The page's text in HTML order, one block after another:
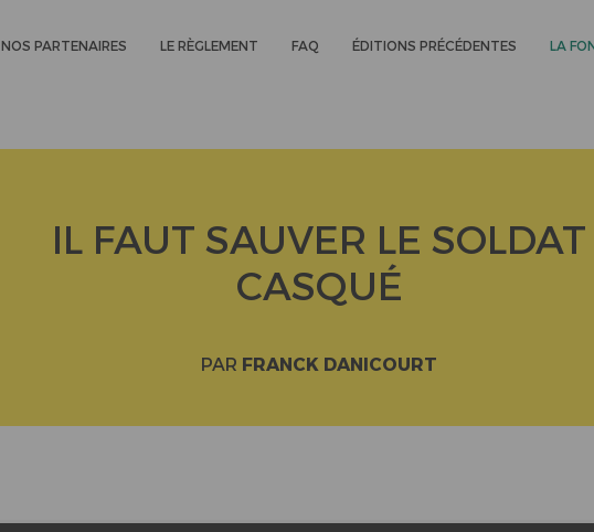
NOS PARTENAIRES LE RÈGLEMENT FAQ ÉDITIONS PRÉCÉDENTES LA
IL FAUT SAUVER LE SOLDAT
CASQUÉ
PAR FRANCK DANICOURT